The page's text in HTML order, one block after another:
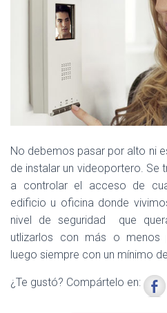
No debemos pasar por alto ni
de instalar un videoportero. Se
a controlar el acceso de
edificio u oficina donde
nivel de seguridad que
utlizarlos con más o menos
luego siempre con un mínimo
¿Te gustó? Compártelo en: